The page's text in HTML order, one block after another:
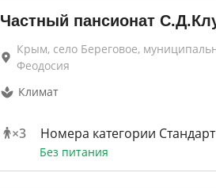
Частный пансионат
Крым, село Береговое,
Феодосия
Климат
×3 Номера категории Стандарт
Без питания